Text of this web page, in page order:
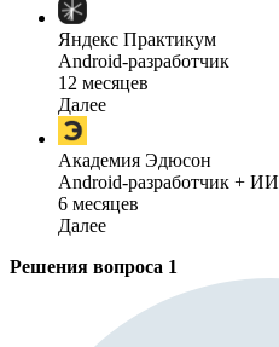
Яндекс Практикум
Android-разработчик
12 месяцев
Далее
Академия Эдюсон
Android-разработчик + ИИ
6 месяцев
Далее
Решения вопроса 1